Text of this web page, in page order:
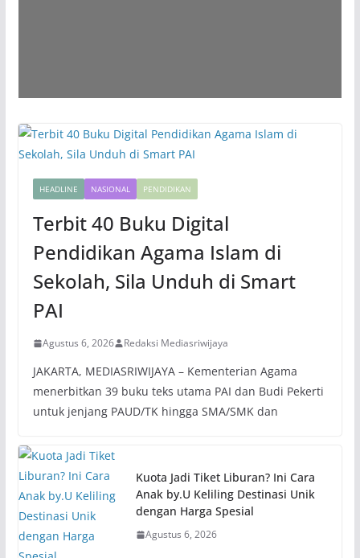
HEADLINE NASIONAL PENDIDIKAN
Terbit 40 Buku Digital
Pendidikan Agama Islam di
Sekolah, Sila Unduh di Smart
PAI
Agustus 6, 2026 Redaksi Mediasriwijaya
JAKARTA, MEDIASRIWIJAYA – Kementerian Agama
menerbitkan 39 buku teks utama PAI dan Budi Pekerti
untuk jenjang PAUD/TK hingga SMA/SMK dan
Kuota Jadi Tiket Liburan? Ini Cara
Anak by.U Keliling Destinasi Unik
dengan Harga Spesial
Agustus 6, 2026